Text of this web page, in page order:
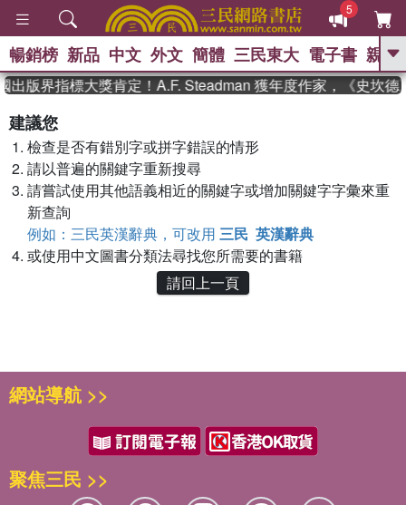
5
GO
史是一群喵 、
獎 臺灣漫遊錄
登輝時代 、 數學女孩：黎曼猜想 、
暢銷榜 新品 中文 外文 簡體 三民東大 電子書 親子
出版界指標大獎肯定！A.F. Steadman 獲年度作家，《史坎德
建議您
檢查是否有錯別字或拼字錯誤的情形
請以普遍的關鍵字重新搜尋
請嘗試使用其他語義相近的關鍵字或增加關鍵字字彙來重
新查詢
例如：三民英漢辭典，可改用 三民 英漢辭典
或使用中文圖書分類法尋找您所需要的書籍
請回上一頁
網站導航 >>
聚焦三民 >>